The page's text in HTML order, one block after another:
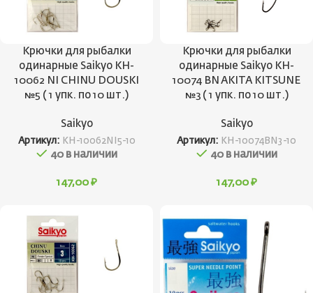
Крючки для рыбалки
одинарные Saikyo KH-
10062 NI CHINU DOUSKI
№5 ( 1 упк. по 10 шт.)
Saikyo
Артикул: KH-10062NI5-10
40 в наличии
147,00 ₽
Крючки для рыбалки
одинарные Saikyo KH-
10074 BN AKITA KITSUNE
№3 ( 1 упк. по 10 шт.)
Saikyo
Артикул: KH-10074BN3-10
40 в наличии
147,00 ₽